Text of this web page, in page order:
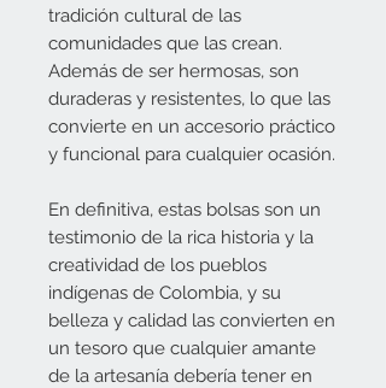
tradición cultural de las
comunidades que las crean.
Además de ser hermosas, son
duraderas y resistentes, lo que las
convierte en un accesorio práctico
y funcional para cualquier ocasión.
En definitiva, estas bolsas son un
testimonio de la rica historia y la
creatividad de los pueblos
indígenas de Colombia, y su
belleza y calidad las convierten en
un tesoro que cualquier amante
de la artesanía debería tener en